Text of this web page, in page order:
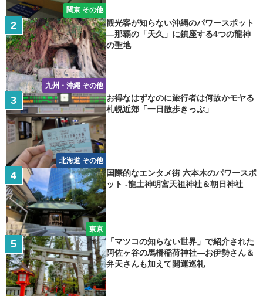
関東 その他
九州・沖縄 その他
観光客が知らない沖縄のパワースポット
―那覇の「天久」に鎮座する4つの龍神
の聖地
北海道 その他
お得なはずなのに旅行者は何故かモヤる
札幌近郊「一日散歩きっぷ」
東京
国際的なエンタメ街 六本木のパワースポ
ット -龍土神明宮天祖神社＆朝日神社
「マツコの知らない世界」で紹介された
阿佐ヶ谷の馬橋稲荷神社―お伊勢さん＆
弁天さんも加えて開運巡礼